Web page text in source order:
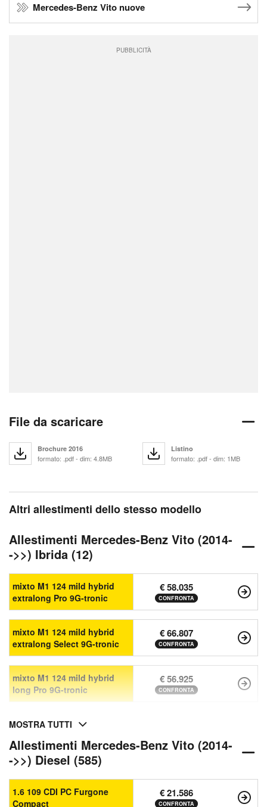
Mercedes-Benz Vito nuove
PUBBLICITÀ
File da scaricare
Brochure 2016
formato: .pdf - dim: 4.8MB
Listino
formato: .pdf - dim: 1MB
Altri allestimenti dello stesso modello
Allestimenti Mercedes-Benz Vito (2014-
->>) Ibrida (12)
mixto M1 124 mild hybrid
extralong Pro 9G-tronic
€ 58.035
CONFRONTA
mixto M1 124 mild hybrid
extralong Select 9G-tronic
€ 66.807
CONFRONTA
mixto M1 124 mild hybrid
long Pro 9G-tronic
€ 56.925
CONFRONTA
MOSTRA TUTTI
Allestimenti Mercedes-Benz Vito (2014-
->>) Diesel (585)
1.6 109 CDI PC Furgone
Compact
€ 21.586
CONFRONTA